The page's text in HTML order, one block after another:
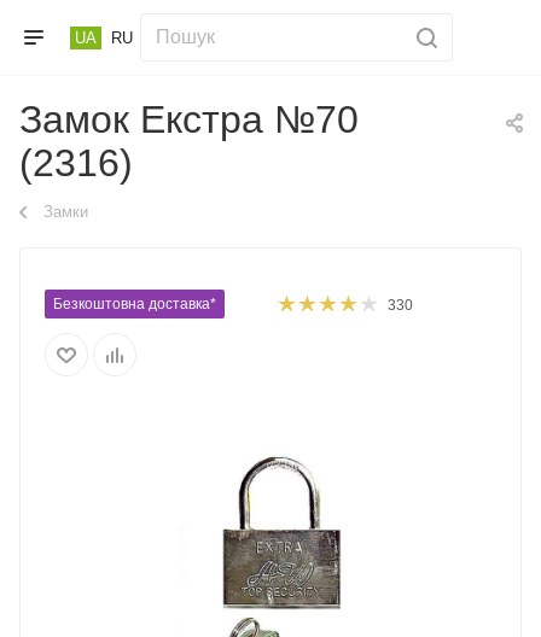
UA RU
Замок Екстра №70
(2316)
Замки
Безкоштовна доставка* 330